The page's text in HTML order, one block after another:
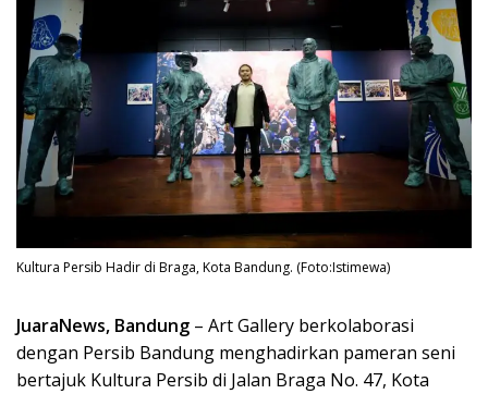
Kultura Persib Hadir di Braga, Kota Bandung. (Foto:Istimewa)
JuaraNews, Bandung – Art Gallery berkolaborasi
dengan Persib Bandung menghadirkan pameran seni
bertajuk Kultura Persib di Jalan Braga No. 47, Kota